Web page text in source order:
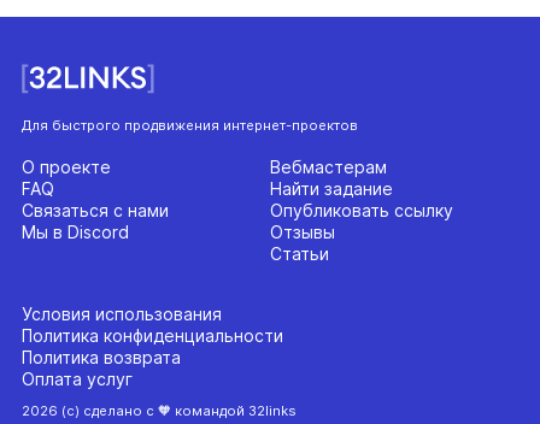
Для быстрого продвижения интернет-проектов
Вебмастерам
Найти задание
Опубликовать ссылку
Отзывы
Статьи
О проекте
FAQ
Связаться с нами
Мы в Discord
Условия использования
Политика конфиденциальности
Политика возврата
Оплата услуг
2026 (с) сделано с 🧡 командой 32links